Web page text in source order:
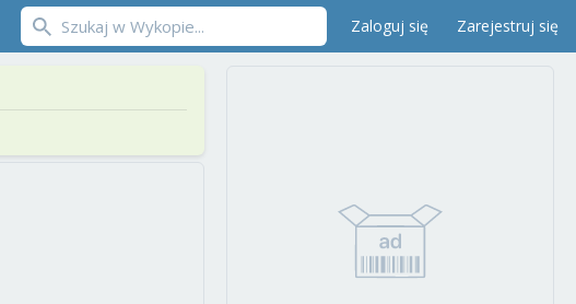
Zaloguj się Zarejestruj się